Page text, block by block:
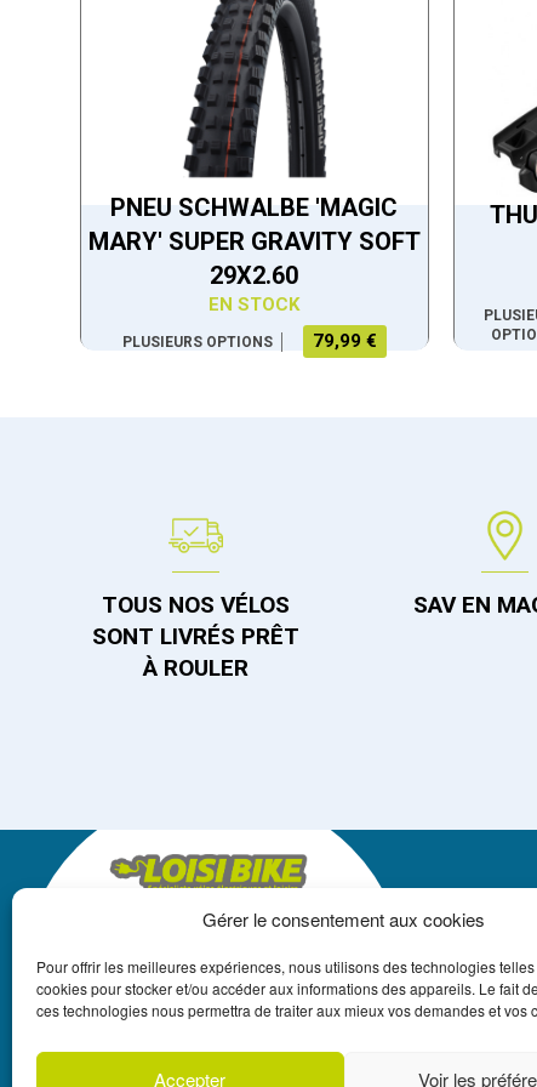
Gérer le consentement aux cookies
Pour offrir les meilleures expériences, nous utilisons des technologies
cookies pour stocker et/ou accéder aux informations des appareils. Le fait
ces technologies nous permettra de traiter aux mieux vos demandes et vos
Accepter Voir les
PNEU SCHWALBE 'MAGIC
MARY' SUPER GRAVITY SOFT
29X2.60
EN STOCK
PLUSIEURS OPTIONS 79,99 €
TOUS NOS VÉLOS
SONT LIVRÉS PRÊT
À ROULER
SAV EN
LOISIBIKE
+262 262 550 250
REUNION@LOISIBIKE.FR
*SOUS
LUCIEN FAURE